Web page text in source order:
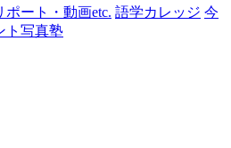
丘
ポート・動画etc. 語学カレッジ 今
ト写真塾